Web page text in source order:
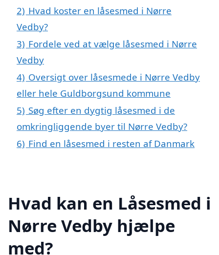
2) Hvad koster en låsesmed i Nørre
Vedby?
3) Fordele ved at vælge låsesmed i Nørre
Vedby
4) Oversigt over låsesmede i Nørre Vedby
eller hele Guldborgsund kommune
5) Søg efter en dygtig låsesmed i de
omkringliggende byer til Nørre Vedby?
6) Find en låsesmed i resten af Danmark
Hvad kan en Låsesmed i
Nørre Vedby hjælpe
med?